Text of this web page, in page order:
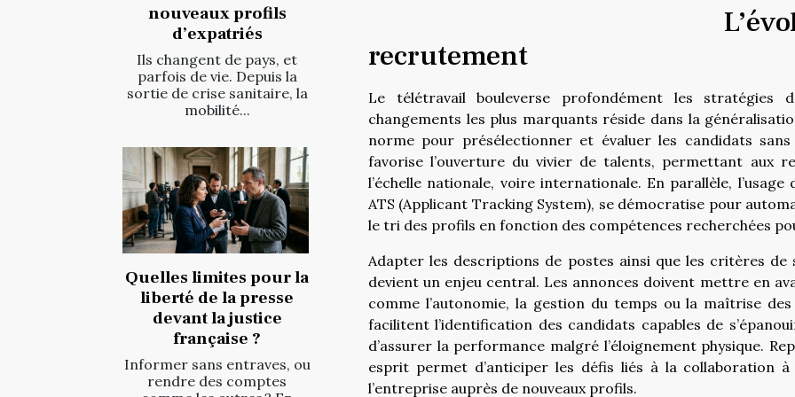
nouveaux profils
d’expatriés
Ils changent de pays, et
parfois de vie. Depuis la
sortie de crise sanitaire, la
mobilité...
Quelles limites pour la
liberté de la presse
devant la justice
française ?
Informer sans entraves, ou
rendre des comptes
recrutement
Le télétravail bouleverse profondément les stratégies
changements les plus marquants réside dans la
norme pour présélectionner et évaluer les candidats
favorise l’ouverture du vivier de talents, permettant aux
l’échelle nationale, voire internationale. En parallèle,
ATS (Applicant Tracking System), se démocratise pour
le tri des profils en fonction des compétences recherchées
Adapter les descriptions de postes ainsi que les critères
devient un enjeu central. Les annonces doivent mettre en
comme l’autonomie, la gestion du temps ou la maîtrise
facilitent l’identification des candidats capables de
d’assurer la performance malgré l’éloignement physique.
esprit permet d’anticiper les défis liés à la collaboration
l’entreprise auprès de nouveaux profils.